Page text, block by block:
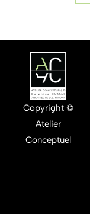
Copyright ©
Atelier
Conceptuel